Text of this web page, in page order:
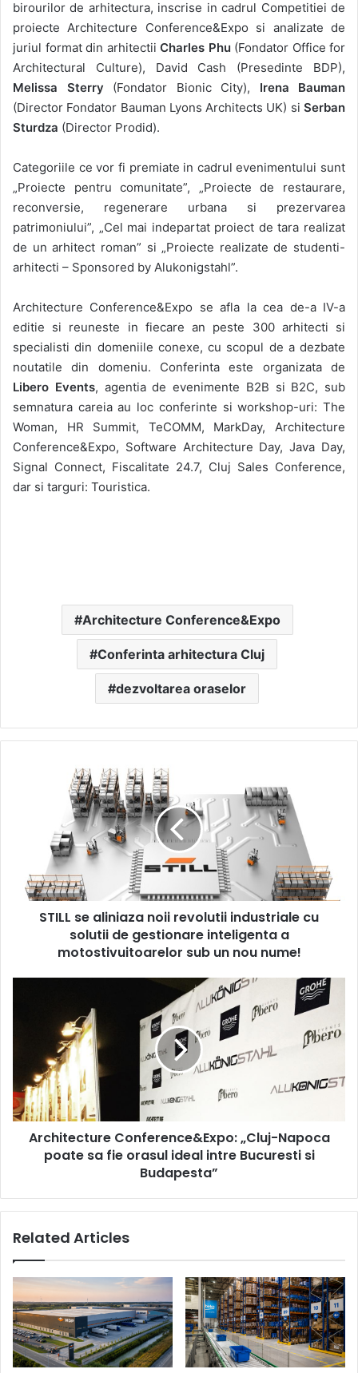
birourilor de arhitectura, inscrise in cadrul Competitiei de
proiecte Architecture Conference&Expo si analizate de
juriul format din arhitectii Charles Phu(Fondator Office for
Architectural Culture), David Cash (Presedinte BDP),
Melissa Sterry (Fondator Bionic City), Irena Bauman
(Director Fondator Bauman Lyons Architects UK) si Serban
Sturdza (Director Prodid).
Categoriile ce vor fi premiate in cadrul evenimentului sunt
„Proiecte pentru comunitate”, „Proiecte de restaurare,
reconversie, regenerare urbana si prezervarea
patrimoniului”, „Cel mai indepartat proiect de tara realizat
de un arhitect roman” si „Proiecte realizate de studenti-
arhitecti – Sponsored by Alukonigstahl”.
Architecture Conference&Expo se afla la cea de-a IV-a
editie si reuneste in fiecare an peste 300 arhitecti si
specialisti din domeniile conexe, cu scopul de a dezbate
noutatile din domeniu. Conferinta este organizata de
Libero Events, agentia de evenimente B2B si B2C, sub
semnatura careia au loc conferinte si workshop-uri: The
Woman, HR Summit, TeCOMM, MarkDay, Architecture
Conference&Expo, Software Architecture Day, Java Day,
Signal Connect, Fiscalitate 24.7, Cluj Sales Conference,
dar si targuri: Touristica.
Architecture Conference&Expo
Conferinta arhitectura Cluj
dezvoltarea oraselor
industriale
solutii
gestionareSTILL se aliniaza noii revolutii industriale cu
solutii de gestionare inteligenta a
motostivuitoarelor sub un nou nume!
fie
orasul
ideal
intre
Bucuresti
Architecture Conference&Expo: „Cluj-Napoca
poate sa fie orasul ideal intre Bucuresti si
Budapesta”
Related Articles